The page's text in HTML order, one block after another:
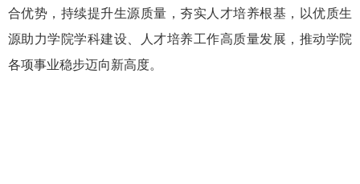
合优势，持续提升生源质量，夯实人才培养根基，以优质生
源助力学院学科建设、人才培养工作高质量发展，推动学院
各项事业稳步迈向新高度。